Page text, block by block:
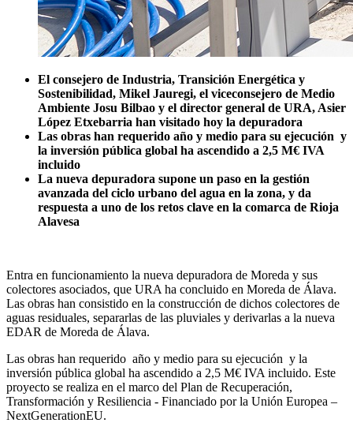
El consejero de Industria, Transición Energética y
Sostenibilidad, Mikel Jauregi, el viceconsejero de Medio
Ambiente Josu Bilbao y el director general de URA, Asier
López Etxebarria han visitado hoy la depuradora
Las obras han requerido año y medio para su ejecución y
la inversión pública global ha ascendido a 2,5 M€ IVA
incluido
La nueva depuradora supone un paso en la gestión
avanzada del ciclo urbano del agua en la zona, y da
respuesta a uno de los retos clave en la comarca de Rioja
Alavesa
Entra en funcionamiento la nueva depuradora de Moreda y sus
colectores asociados, que URA ha concluido en Moreda de Álava.
Las obras han consistido en la construcción de dichos colectores de
aguas residuales, separarlas de las pluviales y derivarlas a la nueva
EDAR de Moreda de Álava.
Las obras han requerido año y medio para su ejecución y la
inversión pública global ha ascendido a 2,5 M€ IVA incluido. Este
proyecto se realiza en el marco del Plan de Recuperación,
Transformación y Resiliencia - Financiado por la Unión Europea –
NextGenerationEU.